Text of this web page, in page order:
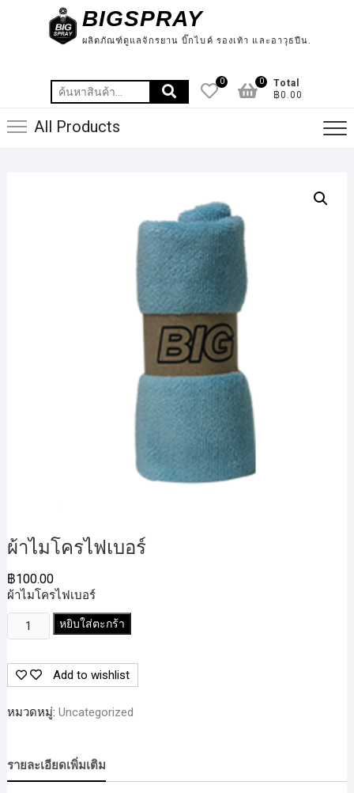
BIGSPRAY
ผลิตภัณฑ์ดูแลจักรยาน บิ๊กไบค์ รองเท้า และอาวุธปืน.
ค้นหา:
0
Total
฿0.00
0
All Products
ผ้าไมโครไฟเบอร์
฿100.00
ผ้าไมโครไฟเบอร์
จำนวน
ผ้า
ไฟเบอร์
หยิบใส่ตะกร้า
Add to wishlist
หมวดหมู่: Uncategorized
รายละเอียดเพิ่มเติม